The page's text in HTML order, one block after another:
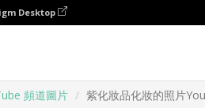
Desktop
頻道圖片 紫化妝品化妝的照片